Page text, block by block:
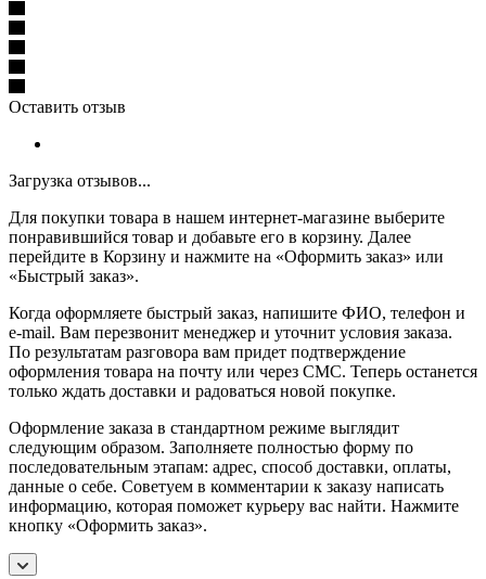
Оставить отзыв
Загрузка отзывов...
Для покупки товара в нашем интернет-магазине выберите
понравившийся товар и добавьте его в корзину. Далее
перейдите в Корзину и нажмите на «Оформить заказ» или
«Быстрый заказ».
Когда оформляете быстрый заказ, напишите ФИО, телефон и
e-mail. Вам перезвонит менеджер и уточнит условия заказа.
По результатам разговора вам придет подтверждение
оформления товара на почту или через СМС. Теперь останется
только ждать доставки и радоваться новой покупке.
Оформление заказа в стандартном режиме выглядит
следующим образом. Заполняете полностью форму по
последовательным этапам: адрес, способ доставки, оплаты,
данные о себе. Советуем в комментарии к заказу написать
информацию, которая поможет курьеру вас найти. Нажмите
кнопку «Оформить заказ».